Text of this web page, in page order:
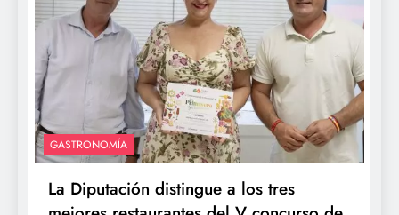
GASTRONOMÍA
La Diputación distingue a los tres